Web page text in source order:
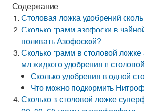
Содержание
Столовая ложка удобрений
Сколько грамм азофоски в
поливать Азофоской?
Сколько грамм в столовой
мл жидкого удобрения в
Сколько удобрения в одной
Что можно подкормить
Сколько в столовой ложке